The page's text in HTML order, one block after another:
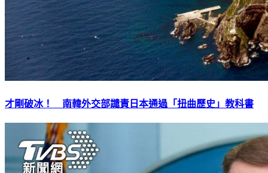
才剛破冰！ 南韓外交部譴責日本通過「扭曲歷史」教科書